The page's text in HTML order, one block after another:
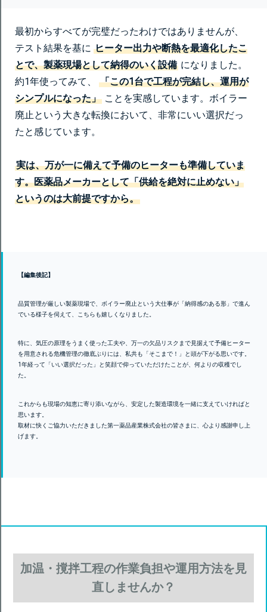
最初からすべてが完璧だったわけではありませんが、
テスト結果を基に ヒーター出力や断熱を最適化したこ
とで、製薬現場として納得のいく設備 になりました。
約1年使ってみて、
「この1台で工程が完結し、運用が
シンプルになった」 ことを実感しています。ボイラー
廃止という大きな転換において、非常にいい選択だっ
たと感じています。
実は、万が一に備えて予備のヒーターも準備していま
す。医薬品メーカーとして「供給を絶対に止めない」
というのは大前提ですから。
【編集後記】
品質管理が厳しい製薬現場で、ボイラー廃止という大仕事が「納得感のある形」で進ん
でいる様子を伺えて、こちらも嬉しくなりました。
特に、気圧の原理をうまく使った工夫や、万一の欠品リスクまで見据えて予備ヒーター
を用意される危機管理の徹底ぶりには、私共も「そこまで！」と頭が下がる思いです。
1年経って「いい選択だった」と笑顔で仰っていただけたことが、何よりの収穫でし
た。
これからも現場の知恵に寄り添いながら、安定した製造環境を一緒に支えていければと
思います。
取材に快くご協力いただきました第一薬品産業株式会社の皆さまに、心より感謝申し上
げます。
加温・撹拌工程の作業負担や運用方法を見
直しませんか？